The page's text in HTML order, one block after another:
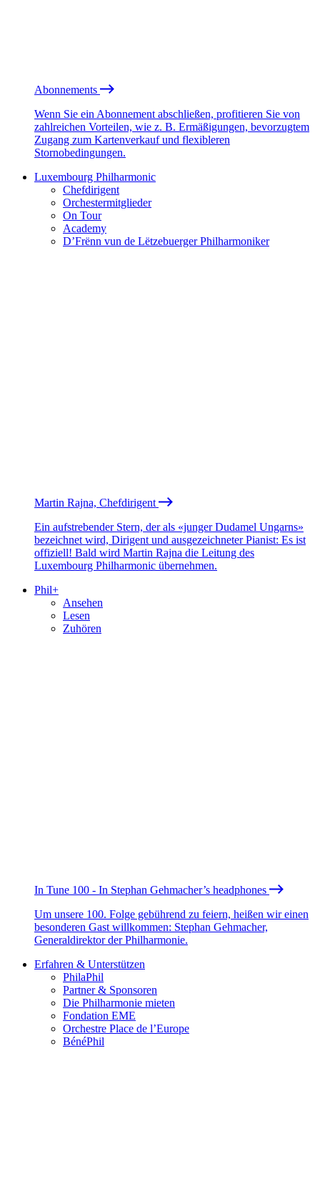
Abonnements
Wenn Sie ein Abonnement abschließen, profitieren Sie von
zahlreichen Vorteilen, wie z. B. Ermäßigungen, bevorzugtem
Zugang zum Kartenverkauf und flexibleren
Stornobedingungen.
Luxembourg Philharmonic
Chefdirigent
Orchestermitglieder
On Tour
Academy
D’Frënn vun de Lëtzebuerger Philharmoniker
Martin Rajna, Chefdirigent
Ein aufstrebender Stern, der als «junger Dudamel Ungarns»
bezeichnet wird, Dirigent und ausgezeichneter Pianist: Es ist
offiziell! Bald wird Martin Rajna die Leitung des
Luxembourg Philharmonic übernehmen.
Phil+
Ansehen
Lesen
Zuhören
In Tune 100 - In Stephan Gehmacher’s headphones
Um unsere 100. Folge gebührend zu feiern, heißen wir einen
besonderen Gast willkommen: Stephan Gehmacher,
Generaldirektor der Philharmonie.
Erfahren & Unterstützen
PhilaPhil
Partner & Sponsoren
Die Philharmonie mieten
Fondation EME
Orchestre Place de l’Europe
BénéPhil